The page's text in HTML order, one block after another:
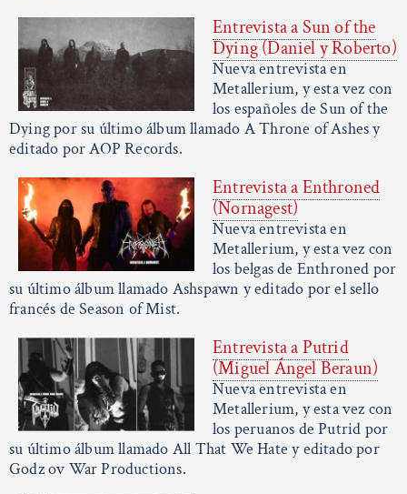
Entrevista a Sun of the
Dying (Daniel y Roberto)
Nueva entrevista en
Metallerium, y esta vez con
los españoles de Sun of the
Dying por su último álbum llamado A Throne of Ashes y
editado por AOP Records.
Entrevista a Enthroned
(Nornagest)
Nueva entrevista en
Metallerium, y esta vez con
los belgas de Enthroned por
su último álbum llamado Ashspawn y editado por el sello
francés de Season of Mist.
Entrevista a Putrid
(Miguel Ángel Beraun)
Nueva entrevista en
Metallerium, y esta vez con
los peruanos de Putrid por
su último álbum llamado All That We Hate y editado por
Godz ov War Productions.